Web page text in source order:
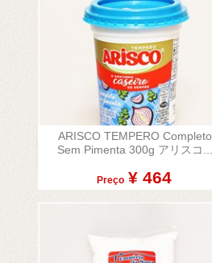
ARISCO TEMPERO Completo
Sem Pimenta 300g アリスコ...
Preço ¥ 464
Visualização rápida